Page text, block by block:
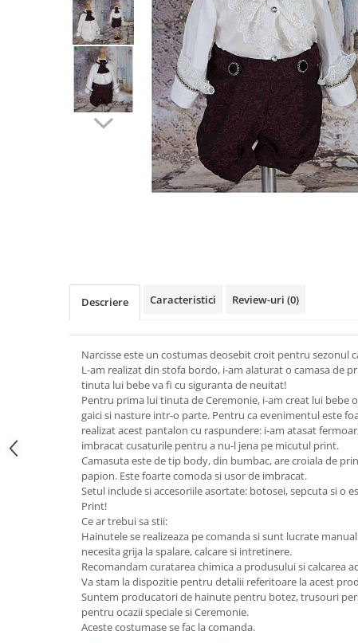
Cercei din aur dama
Cercei de aur lungi cu lant
Cercei din aur tortite
Cercei din aur alb
Cercei aur cu surub
Descriere Caracteristici Review-uri (0)
Narcisseeste un costumas deosebit croit pentru sezonul
L-am realizat din stofa bordo, i-am alaturat o camasa de
tinuta lui bebe va fi cu siguranta de neuitat!
Pentru prima lui tinuta de Ceremonie, i-am creat lui bebe
gaici si nasture intr-o parte. Pentru ca evenimentul este
realizat acest pantalon cu raspundere: i-am atasat
imbracat cusaturile pentru a nu-l jena pe micutul print.
Camasuta este de tip body, din bumbac, are croiala de
papion. Este foarte comoda si usor de imbracat.
Setul include si accesoriile asortate: botosei, sepcuta si o
Print!
Ce ar trebui sa stii:
Hainutele se realizeaza pe comanda si sunt lucrate
necesita grija la spalare, calcare si intretinere.
Recomandam curatarea chimica a produsului si calcarea
Va stam la dispozitie pentru detalii referitoare la acest
Suntem producatori de hainute pentru botez, trusouri
pentru ocazii speciale si Ceremonie.
Aceste costumase se fac la comanda.